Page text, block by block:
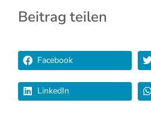
Beitrag teilen
Facebook
LinkedIn